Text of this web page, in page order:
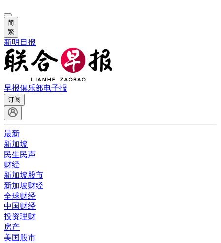
简
繁
新明日报
早报俱乐部电子报
订阅
最新
新加坡
民生民声
财经
新加坡股市
新加坡财经
全球财经
中国财经
投资理财
房产
美国股市